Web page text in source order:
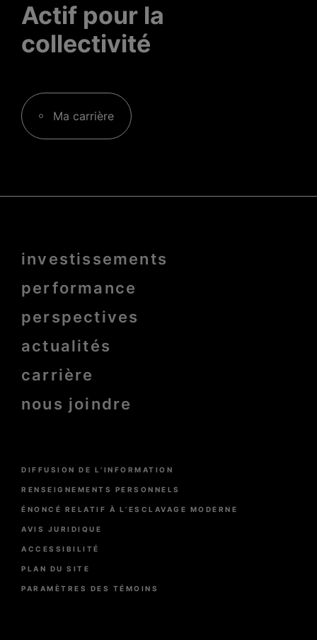
Actif pour la
collectivité
Ma carrière
Menu
bold
investissements
performance
perspectives
actualités
carrière
nous joindre
Menu
de
DIFFUSION DE L’INFORMATION
RENSEIGNEMENTS PERSONNELS
ÉNONCÉ RELATIF À L’ESCLAVAGE MODERNE
AVIS JURIDIQUE
ACCESSIBILITÉ
PLAN DU SITE
PARAMÈTRES DES TÉMOINS